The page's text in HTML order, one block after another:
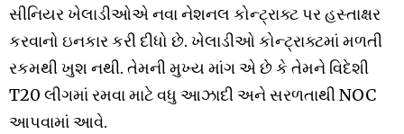
સીનિયર ખેલાડીઓએ નવા નેશનલ કોન્ટ્રાક્ટ પર હસ્તાક્ષર
કરવાનો ઇનકાર કરી દીધો છે. ખેલાડીઓ કોન્ટ્રાક્ટમાં મળતી
રકમથી ખુશ નથી. તેમની મુખ્ય માંગ એ છે કે તેમને વિદેશી
T20 લીગમાં રમવા માટે વધુ આઝાદી અને સરળતાથી NOC
આપવામાં આવે.